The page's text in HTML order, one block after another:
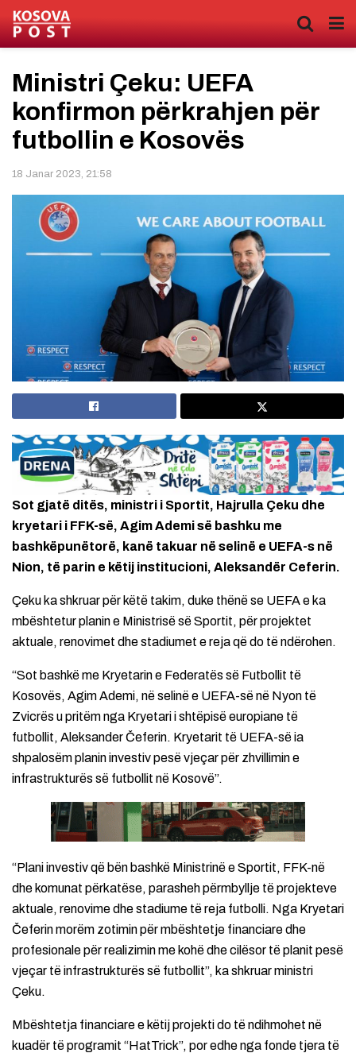
Ministri Çeku: UEFA
konfirmon përkrahjen për
futbollin e Kosovës
18 Janar 2023, 21:58
Sot gjatë ditës, ministri i Sportit, Hajrulla Çeku dhe
kryetari i FFK-së, Agim Ademi së bashku me
bashkëpunëtorë, kanë takuar në selinë e UEFA-s në
Nion, të parin e këtij institucioni, Aleksandër Ceferin.
Çeku ka shkruar për këtë takim, duke thënë se UEFA e ka
mbështetur planin e Ministrisë së Sportit, për projektet
aktuale, renovimet dhe stadiumet e reja që do të ndërohen.
“Sot bashkë me Kryetarin e Federatës së Futbollit të
Kosovës, Agim Ademi, në selinë e UEFA-së në Nyon të
Zvicrës u pritëm nga Kryetari i shtëpisë europiane të
futbollit, Aleksander Čeferin. Kryetarit të UEFA-së ia
shpalosëm planin investiv pesë vjeçar për zhvillimin e
infrastrukturës së futbollit në Kosovë”.
“Plani investiv që bën bashkë Ministrinë e Sportit, FFK-në
dhe komunat përkatëse, parasheh përmbyllje të projekteve
aktuale, renovime dhe stadiume të reja futbolli. Nga Kryetari
Čeferin morëm zotimin për mbështetje financiare dhe
profesionale për realizimin me kohë dhe cilësor të planit pesë
vjeçar të infrastrukturës së futbollit”, ka shkruar ministri
Çeku.
Mbështetja financiare e këtij projekti do të ndihmohet në
kuadër të programit “HatTrick”, por edhe nga fonde tjera të